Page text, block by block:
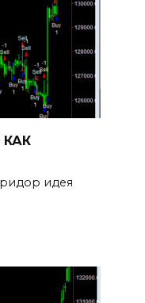
идея